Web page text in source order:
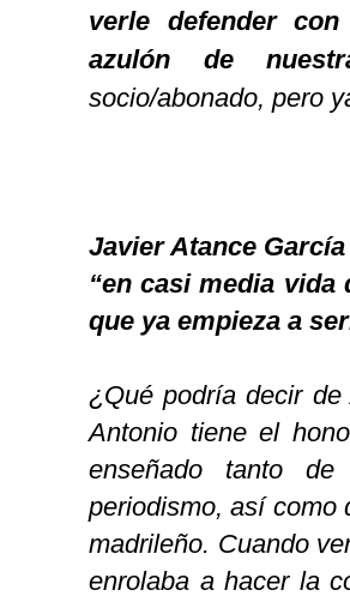
verle defender
azulón de
socio/abonado, pero
Javier Atance
“en casi media
que ya empieza a
¿Qué podría decir
Antonio tiene el
enseñado tanto
periodismo, así como
madrileño. Cuando
enrolaba a hacer la